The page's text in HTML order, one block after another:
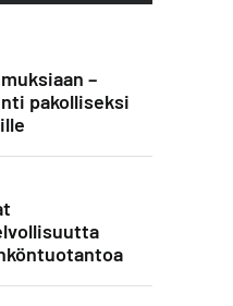
–
pakolliseksi